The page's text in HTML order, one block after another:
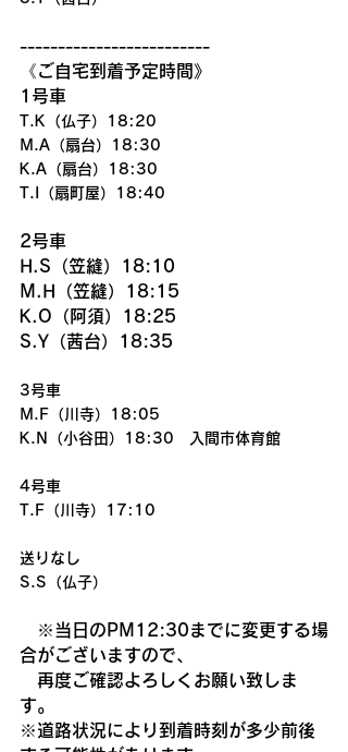
-------------------------
《ご自宅到着予定時間》
1号車
T.K（仏子）18:20
M.A（扇台）18:30
K.A（扇台）18:30
T.I（扇町屋）18:40
2号車
H.S（笠縫）18:10
M.H（笠縫）18:15
K.O（阿須）18:25
S.Y（茜台）18:35
3号車
M.F（川寺）18:05
K.N（小谷田）18:30　入間市体育館
4号車
T.F（川寺）17:10
送りなし
S.S（仏子）
※当日のPM12:30までに変更する場
合がございますので、
再度ご確認よろしくお願い致しま
す。
※道路状況により到着時刻が多少前後